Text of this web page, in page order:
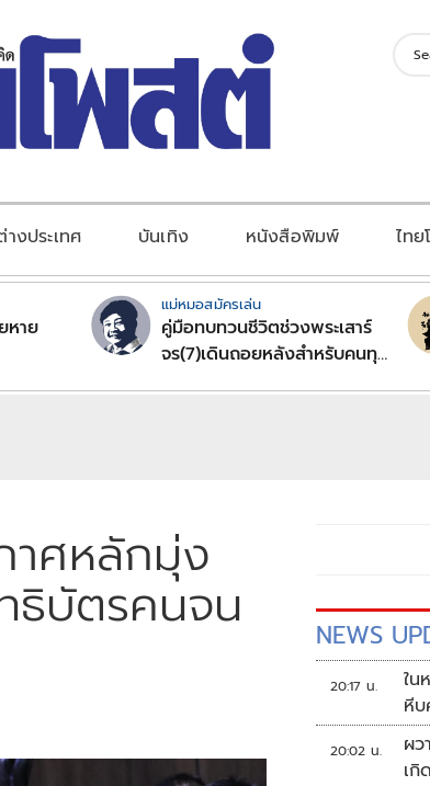
างประเทศ บันเทิง หนังสือพิมพ์ ไท
หาย
แม่หมอสมัครเล่น
คู่มือทบทวนชีวิตช่วงพระเสาร์
จร(7)เดินถอยหลังสำหรับคนทุก
าศหลักมุ่ง
ธิบัตรคนจน NEWS
20:17 น.
ใน
หี
รา
20:02 น.
ผว
เกิ